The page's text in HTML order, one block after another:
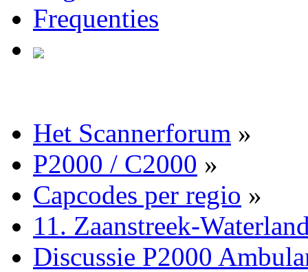
Frequenties
Het Scannerforum »
P2000 / C2000 »
Capcodes per regio »
11. Zaanstreek-
Discussie P2000